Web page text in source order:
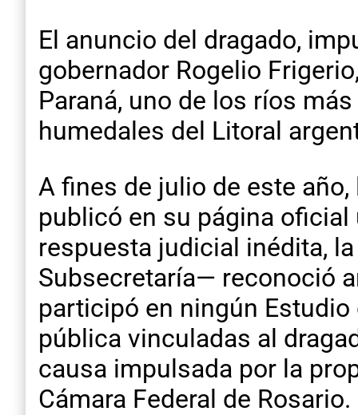
El anuncio del dragado,
gobernador Rogelio
Paraná, uno de los ríos
humedales del Litoral
A fines de julio de este
publicó en su página oficial
respuesta judicial inédita,
Subsecretaría— reconoció
participó en ningún
pública vinculadas al
causa impulsada por la
Cámara Federal de Rosario.